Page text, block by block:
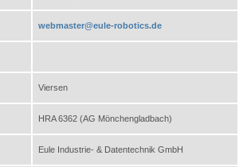
webmaster@eule-robotics.de
Viersen
HRA 6362 (AG Mönchengladbach)
Eule Industrie- & Datentechnik GmbH